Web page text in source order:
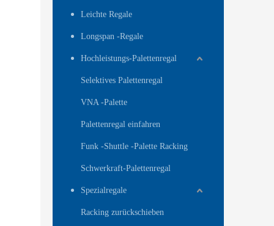
Leichte Regale
Longspan -Regale
Hochleistungs-Palettenregal
Selektives Palettenregal
VNA -Palette
Palettenregal einfahren
Funk -Shuttle -Palette Racking
Schwerkraft-Palettenregal
Spezialregale
Racking zurückschieben